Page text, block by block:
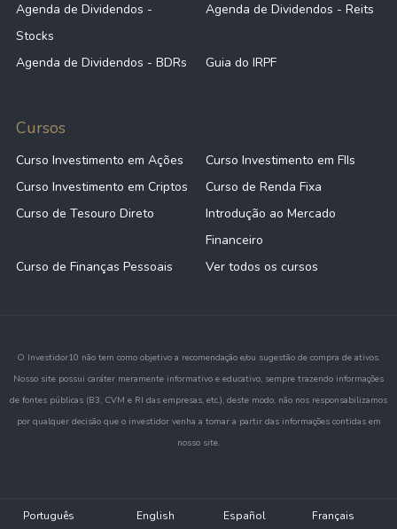
Agenda de Dividendos -
Stocks
Agenda de Dividendos - Reits
Agenda de Dividendos - BDRs Guia do IRPF
Cursos
Curso Investimento em Ações
Curso Investimento em FIIs
Curso Investimento em Criptos
Curso de Renda Fixa
Curso de Tesouro Direto
Introdução ao Mercado
Financeiro
Curso de Finanças Pessoais
Ver todos os cursos
O Investidor10 não tem como objetivo a recomendação e/ou sugestão de compra de ativos.
Nosso site possui caráter meramente informativo e educativo, sempre trazendo informações
de fontes públicas (B3, CVM e RI das empresas, etc.), deste modo, não nos responsabilizamos
por qualquer decisão que o investidor venha a tomar a partir das informações contidas em
nosso site.
Português
English
Español
Français